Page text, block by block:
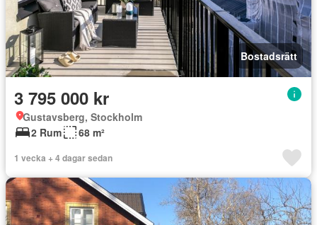
Bostadsrätt
3 795 000 kr
Gustavsberg, Stockholm
2 Rum
68 m²
1 vecka + 4 dagar sedan